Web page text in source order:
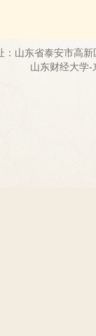
：山东省泰安市高
山东财经大学